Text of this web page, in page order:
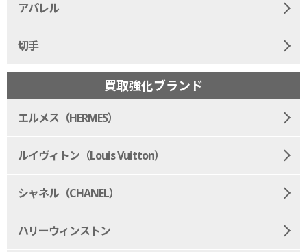
アパレル
切手
買取強化ブランド
エルメス（HERMES）
ルイヴィトン（Louis Vuitton）
シャネル（CHANEL）
ハリーウィンストン